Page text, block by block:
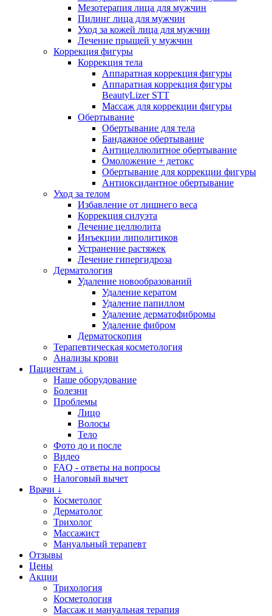
Мезотерапия лица для мужчин
Пилинг лица для мужчин
Уход за кожей лица для мужчин
Лечение прыщей у мужчин
Коррекция фигуры
Коррекция тела
Аппаратная коррекция фигуры
Аппаратная коррекция фигуры
BeautyLizer STT
Массаж для коррекции фигуры
Обертывание
Обертывание для тела
Бандажное обертывание
Антицеллюлитное обертывание
Омоложение + детокс
Обертывание для коррекции фигуры
Антиоксидантное обертывание
Уход за телом
Избавление от лишнего веса
Коррекция силуэта
Лечение целлюлита
Инъекции липолитиков
Устранение растяжек
Лечение гипергидроза
Дерматология
Удаление новообразований
Удаление кератом
Удаление папиллом
Удаление дерматофибромы
Удаление фибром
Дерматоскопия
Терапевтическая косметология
Анализы крови
Пациентам ↓
Наше оборудование
Болезни
Проблемы
Лицо
Волосы
Тело
Фото до и после
Видео
FAQ - ответы на вопросы
Налоговый вычет
Врачи ↓
Косметолог
Дерматолог
Трихолог
Массажист
Мануальный терапевт
Отзывы
Цены
Акции
Трихология
Косметология
Массаж и мануальная терапия